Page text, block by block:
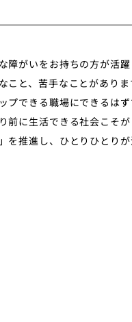
障がいをお持ちの方が活躍
こと、苦手なことがあり
プできる職場にできるは
前に生活できる社会こそ
を推進し、ひとりひとり